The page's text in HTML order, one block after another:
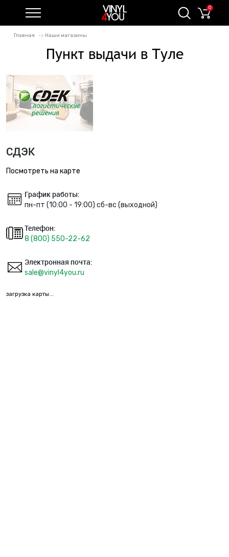
0
Главная Наши магазины
Пункт выдачи в Туле
СДЭК
Посмотреть на карте
График работы:
пн-пт (10:00 - 19:00) сб-вс (выходной)
Телефон:
8 (800) 550-22-62
Электронная почта:
sale@vinyl4you.ru
загрузка карты...